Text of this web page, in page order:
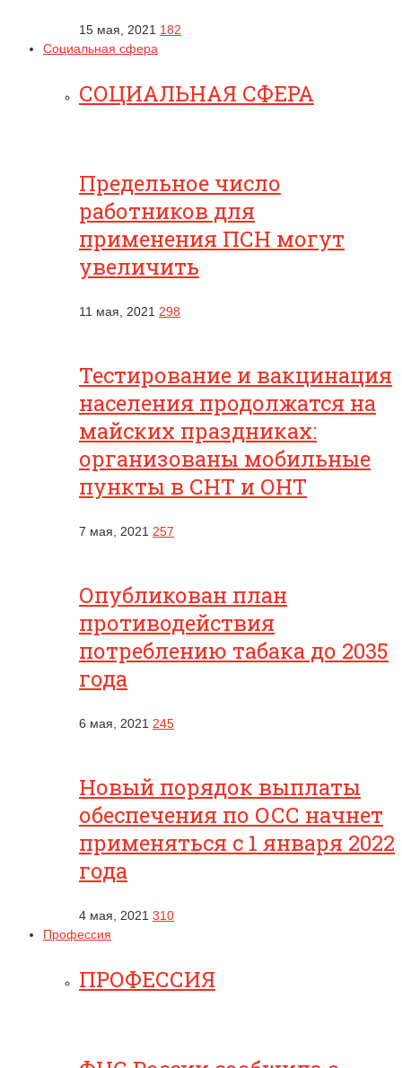
15 мая, 2021 182
Социальная сфера
СОЦИАЛЬНАЯ СФЕРА
Предельное число
работников для
применения ПСН могут
увеличить
11 мая, 2021 298
Тестирование и вакцинация
населения продолжатся на
майских праздниках:
организованы мобильные
пункты в СНТ и ОНТ
7 мая, 2021 257
Опубликован план
противодействия
потреблению табака до 2035
года
6 мая, 2021 245
Новый порядок выплаты
обеспечения по ОСС начнет
применяться с 1 января 2022
года
4 мая, 2021 310
Профессия
ПРОФЕССИЯ